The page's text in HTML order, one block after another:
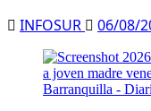
INFOSUR 06/08/